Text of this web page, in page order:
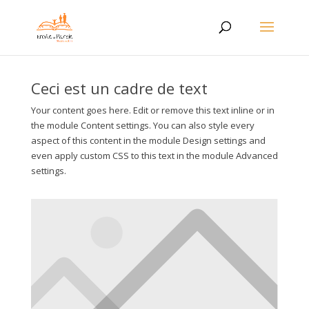
Ceci est un cadre de text
Your content goes here. Edit or remove this text inline or in
the module Content settings. You can also style every
aspect of this content in the module Design settings and
even apply custom CSS to this text in the module Advanced
settings.